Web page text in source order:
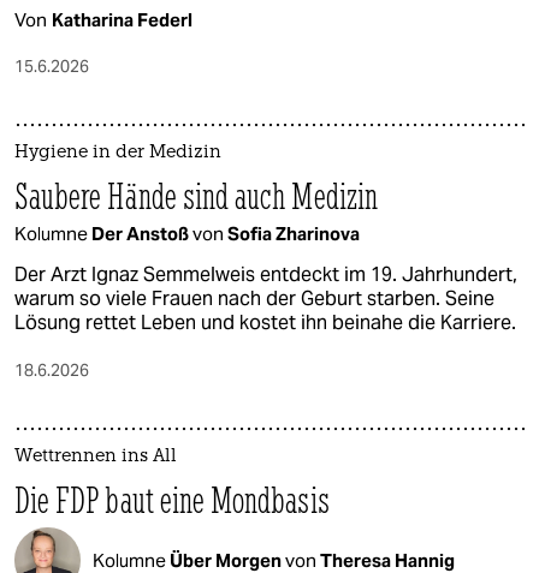
Von Katharina Federl
15.6.2026
Hygiene in der Medizin
Saubere Hände sind auch Medizin
Kolumne Der Anstoßvon Sofia Zharinova
Der Arzt Ignaz Semmelweis entdeckt im 19. Jahrhundert,
warum so viele Frauen nach der Geburt starben. Seine
Lösung rettet Leben und kostet ihn beinahe die Karriere.
18.6.2026
Wettrennen ins All
Die FDP baut eine Mondbasis
Kolumne Über Morgenvon Theresa Hannig